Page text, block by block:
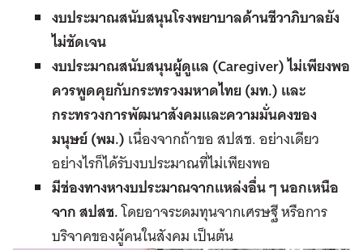
งบประมาณสนับสนุนโรงพยาบาลด้านชีวาภิบาลยัง
ไม่ชัดเจน
งบประมาณสนับสนุนผู้ดูแล(Caregiver)ไม่เพียงพอ
ควรพูดคุยกับกระทรวงมหาดไทย(มท.)และ
กระทรวงการพัฒนาสังคมและความมั่นคงของ
มนุษย์(พม.)เนื่องจากถ้าขอ สปสช. อย่างเดียว
อย่างไรก็ได้รับงบประมาณที่ไม่เพียงพอ
มีช่องทางหางบประมาณจากแหล่งอื่น ๆ นอกเหนือ
จาก สปสช.โดยอาจระดมทุนจากเศรษฐี หรือการ
บริจาคของผู้คนในสังคม เป็นต้น